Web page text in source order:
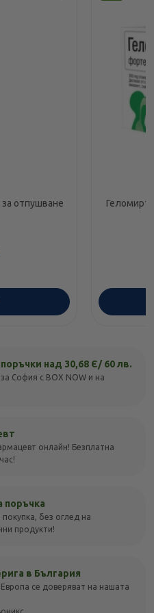
над 30,68 Є/ 60 лв.
София с BOX NOW и на
онлайн! Безплатна
поръчка
без оглед на
продукти!
в България
се доверяват на нашата